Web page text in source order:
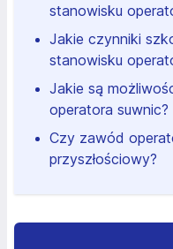
stanowisku
Jakie czynniki
stanowisku
Jakie są
operatora suwnic?
Czy zawód
przyszłościowy?